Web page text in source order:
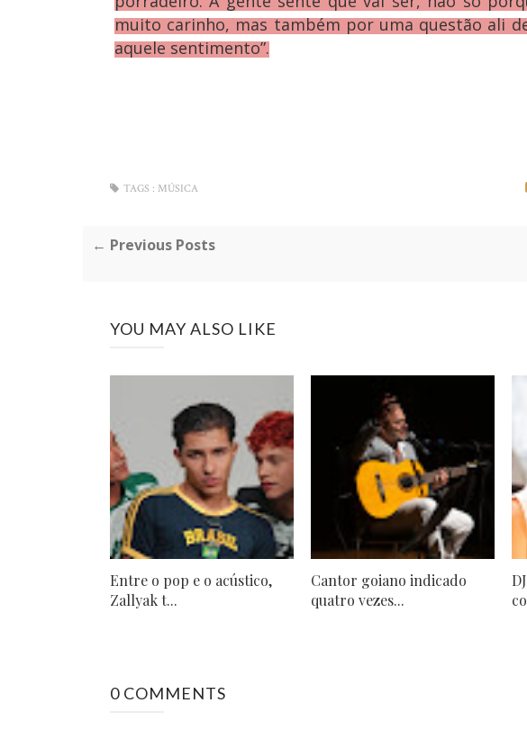
muito carinho, mas também por uma questão ali
aquele sentimento”.
TAGS : MÚSICA
← Previous Posts
YOU MAY ALSO LIKE
Entre o pop e o acústico,
Zallyak t...
Cantor goiano indicado
quatro vezes...
0 COMMENTS